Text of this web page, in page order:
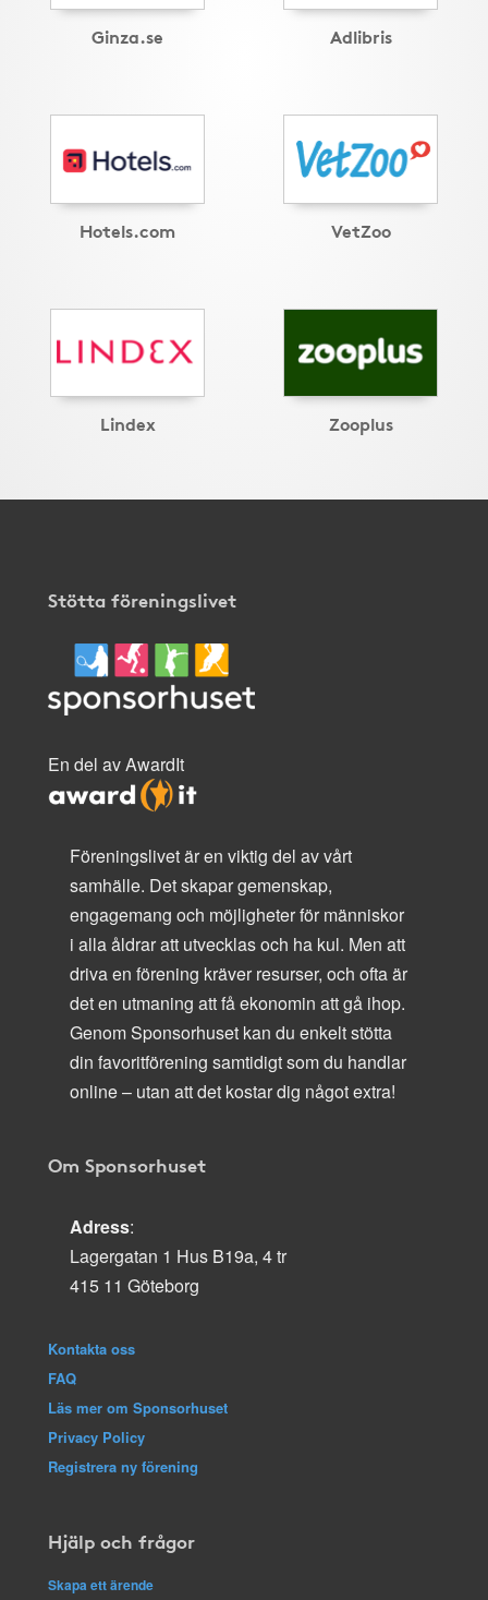
Ginza.se Adlibris
Hotels.com VetZoo
Lindex Zooplus
Stötta föreningslivet
En del av AwardIt
Föreningslivet är en viktig del av vårt
samhälle. Det skapar gemenskap,
engagemang och möjligheter för människor
i alla åldrar att utvecklas och ha kul. Men att
driva en förening kräver resurser, och ofta är
det en utmaning att få ekonomin att gå ihop.
Genom Sponsorhuset kan du enkelt stötta
din favoritförening samtidigt som du handlar
online – utan att det kostar dig något extra!
Om Sponsorhuset
Adress:
Lagergatan 1 Hus B19a, 4 tr
415 11 Göteborg
Kontakta oss
FAQ
Läs mer om Sponsorhuset
Privacy Policy
Registrera ny förening
Hjälp och frågor
Skapa ett ärende